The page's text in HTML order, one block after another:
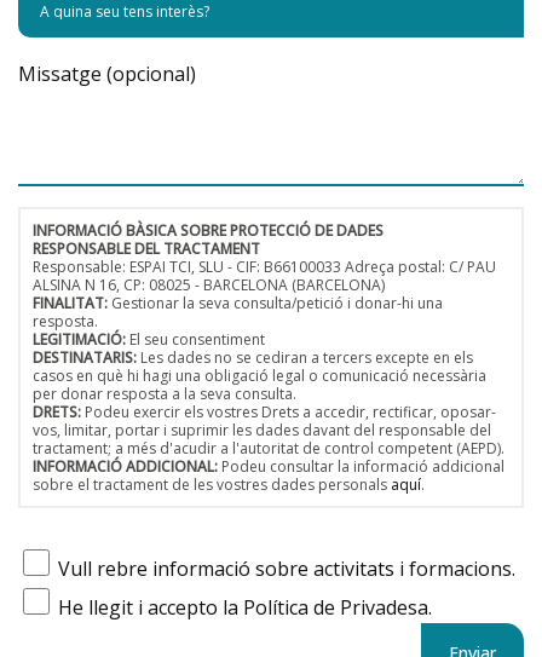
Missatge (opcional)
INFORMACIÓ BÀSICA SOBRE PROTECCIÓ DE DADES
RESPONSABLE DEL TRACTAMENT
Responsable: ESPAI TCI, SLU - CIF: B66100033 Adreça postal: C/ PAU
ALSINA N 16, CP: 08025 - BARCELONA (BARCELONA)
FINALITAT: Gestionar la seva consulta/petició i donar-hi una
resposta.
LEGITIMACIÓ: El seu consentiment
DESTINATARIS: Les dades no se cediran a tercers excepte en els
casos en què hi hagi una obligació legal o comunicació necessària
per donar resposta a la seva consulta.
DRETS: Podeu exercir els vostres Drets a accedir, rectificar, oposar-
vos, limitar, portar i suprimir les dades davant del responsable del
tractament; a més d'acudir a l'autoritat de control competent (AEPD).
INFORMACIÓ ADDICIONAL: Podeu consultar la informació addicional
sobre el tractament de les vostres dades personals aquí.
Vull rebre informació sobre activitats i formacions.
He llegit i accepto la Política de Privadesa.